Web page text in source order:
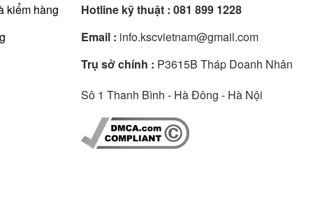
kiểm hàng
Hotline kỹ thuật : 081 899 1228
Email : info.kscvietnam@gmail.com
Trụ sở chính : P3615B Tháp Doanh Nhân
Sô 1 Thanh Bình - Hà Đông - Hà Nội